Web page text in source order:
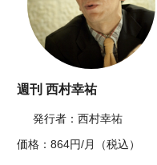
週刊 西村幸祐
発行者：西村幸祐
価格：864円/月（税込）